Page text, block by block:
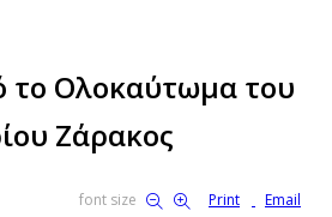
το Ολοκαύτωμα του
Ζάρακος
font size
Print Email